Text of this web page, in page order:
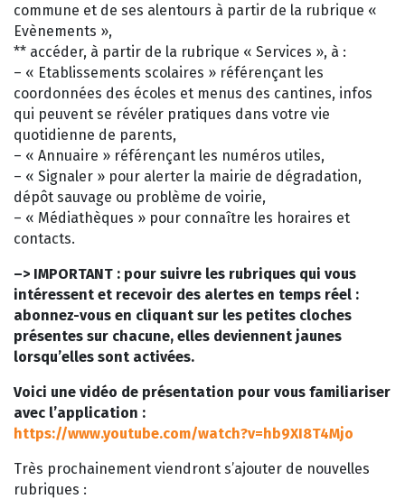
commune et de ses alentours à partir de la rubrique «
Evènements »,
** accéder, à partir de la rubrique « Services », à :
– « Etablissements scolaires » référençant les
coordonnées des écoles et menus des cantines, infos
qui peuvent se révéler pratiques dans votre vie
quotidienne de parents,
– « Annuaire » référençant les numéros utiles,
– « Signaler » pour alerter la mairie de dégradation,
dépôt sauvage ou problème de voirie,
– « Médiathèques » pour connaître les horaires et
contacts.
–> IMPORTANT : pour suivre les rubriques qui vous
intéressent et recevoir des alertes en temps réel :
abonnez-vous en cliquant sur les petites cloches
présentes sur chacune, elles deviennent jaunes
lorsqu’elles sont activées.
Voici une vidéo de présentation pour vous familiariser
avec l’application :
https://www.youtube.com/watch?v=hb9XI8T4Mjo
Très prochainement viendront s’ajouter de nouvelles
rubriques :